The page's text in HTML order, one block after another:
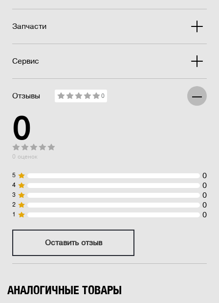
Запчасти
Сервис
Отзывы 0
0
0 оценок
5 0
4 0
3 0
2 0
1 0
Оставить отзыв
АНАЛОГИЧНЫЕ ТОВАРЫ